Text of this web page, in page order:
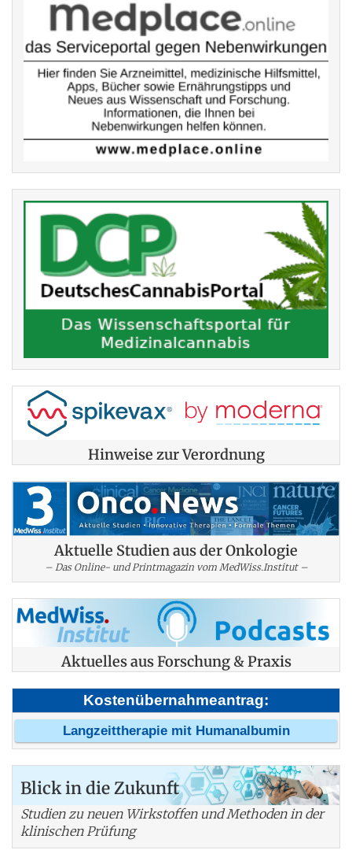
Hinweise zur Verordnung
Aktuelle Studien aus der Onkologie
– Das Online- und Printmagazin vom MedWiss.Institut –
Aktuelles aus Forschung & Praxis
Kostenübernahmeantrag:
Langzeittherapie mit Humanalbumin
Blick in die Zukunft
Studien zu neuen Wirkstoffen und Methoden in der
klinischen Prüfung